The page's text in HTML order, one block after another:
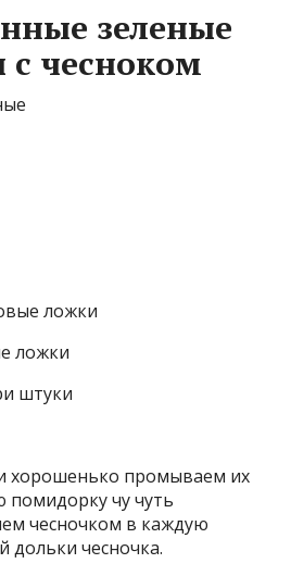
зеленые
чесноком
ложки
ложки
штуки
хорошенько промываем их
чу чуть
чесночком в каждую
дольки чесночка.